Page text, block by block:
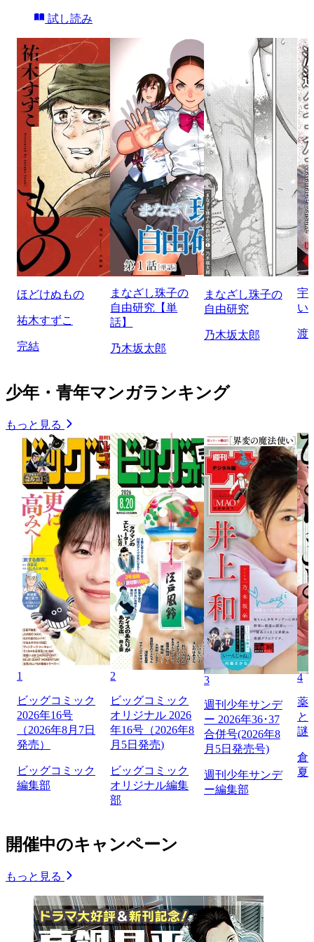
試し読み
ほどけぬもの
祐木すずこ
完結
まなざし珠子の
自由研究【単
話】
乃木坂太郎
まなざし珠子の
自由研究
乃木坂太郎
宇
い
渡
少年・青年マンガランキング
もっと見る
1
ビッグコミック
2026年16号
（2026年8月7日
発売）
ビッグコミック
編集部
2
ビッグコミック
オリジナル 2026
年16号（2026年8
月5日発売)
ビッグコミック
オリジナル編集
部
3
週刊少年サンデ
ー 2026年36･37
合併号(2026年8
月5日発売号)
週刊少年サンデ
ー編集部
4
薬
と
謎
倉
夏
開催中のキャンペーン
もっと見る